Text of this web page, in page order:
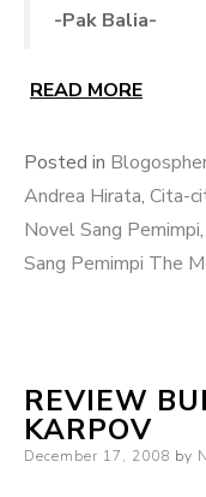
-Pak Balia-
READ MORE
Posted in
Andrea Hirata, Cita-
Novel Sang Pemimpi,
Sang Pemimpi The
REVIEW
KARPOV
Posted
December 17, 2008 by